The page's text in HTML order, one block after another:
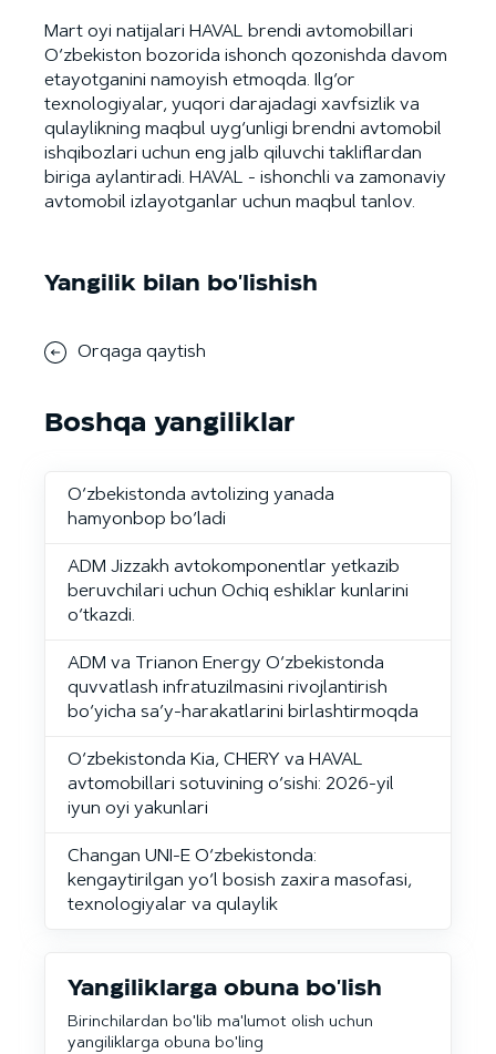
Mart oyi natijalari HAVAL brendi avtomobillari
O‘zbekiston bozorida ishonch qozonishda davom
etayotganini namoyish etmoqda. Ilg‘or
texnologiyalar, yuqori darajadagi xavfsizlik va
qulaylikning maqbul uyg‘unligi brendni avtomobil
ishqibozlari uchun eng jalb qiluvchi takliflardan
biriga aylantiradi. HAVAL - ishonchli va zamonaviy
avtomobil izlayotganlar uchun maqbul tanlov.
Yangilik bilan bo'lishish
Orqaga qaytish
Boshqa yangiliklar
O‘zbekistonda avtolizing yanada
hamyonbop bo‘ladi
ADM Jizzakh avtokomponentlar yetkazib
beruvchilari uchun Ochiq eshiklar kunlarini
o‘tkazdi.
ADM va Trianon Energy O‘zbekistonda
quvvatlash infratuzilmasini rivojlantirish
bo‘yicha sa’y-harakatlarini birlashtirmoqda
O‘zbekistonda Kia, CHERY va HAVAL
avtomobillari sotuvining o‘sishi: 2026-yil
iyun oyi yakunlari
Changan UNI-E O‘zbekistonda:
kengaytirilgan yo‘l bosish zaxira masofasi,
texnologiyalar va qulaylik
Yangiliklarga obuna bo'lish
Birinchilardan bo'lib ma'lumot olish uchun
yangiliklarga obuna bo'ling